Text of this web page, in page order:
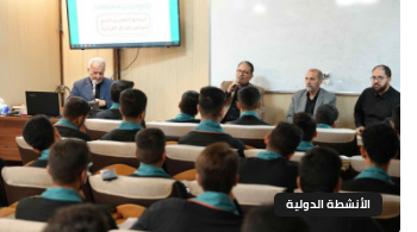
الأنشطة الدولية